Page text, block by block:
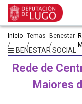
contido
principal
Miga
de
pan
Inicio Temas Benestar
BENESTAR SOCIAL
Rede de
Maiores